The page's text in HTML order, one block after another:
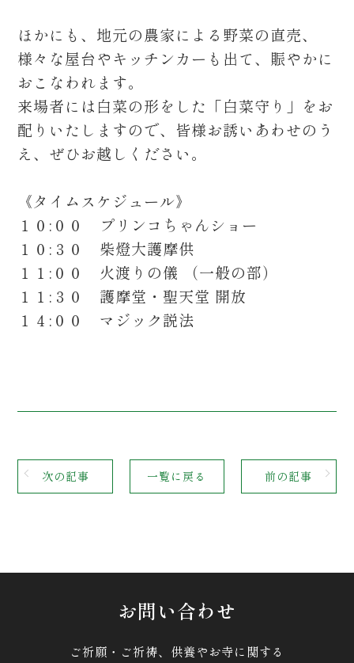
ほかにも、地元の農家による野菜の直売、
様々な屋台やキッチンカーも出て、賑やかに
おこなわれます。
来場者には白菜の形をした「白菜守り」をお
配りいたしますので、皆様お誘いあわせのう
え、ぜひお越しください。
《タイムスケジュール》
１０:００ プリンコちゃんショー
１０:３０ 柴燈大護摩供
１１:００ 火渡りの儀 （一般の部）
１１:３０ 護摩堂・聖天堂 開放
１４:００ マジック説法
次の記事 一覧に戻る 前の記事
お問い合わせ
ご祈願・ご祈祷、供養やお寺に関する